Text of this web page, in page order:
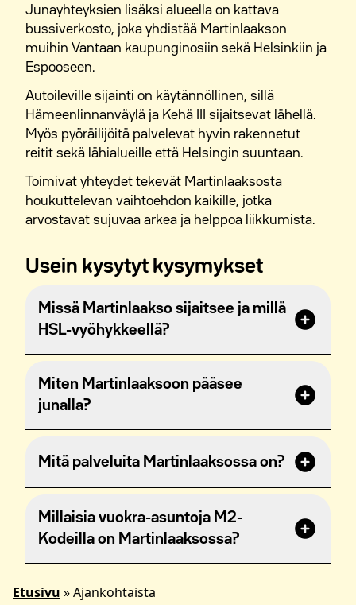
Junayhteyksien lisäksi alueella on kattava
bussiverkosto, joka yhdistää Martinlaakson
muihin Vantaan kaupunginosiin sekä Helsinkiin ja
Espooseen.
Autoileville sijainti on käytännöllinen, sillä
Hämeenlinnanväylä ja Kehä III sijaitsevat lähellä.
Myös pyöräilijöitä palvelevat hyvin rakennetut
reitit sekä lähialueille että Helsingin suuntaan.
Toimivat yhteydet tekevät Martinlaaksosta
houkuttelevan vaihtoehdon kaikille, jotka
arvostavat sujuvaa arkea ja helppoa liikkumista.
Usein kysytyt kysymykset
Missä Martinlaakso sijaitsee ja millä
HSL-vyöhykkeellä?
Martinlaakso sijaitsee Länsi-Vantaalla
Myyrmäen suuralueella. Alueen postinumero
on 01620 ja se kuuluu HSL B-vyöhykkeeseen.
Miten Martinlaaksoon pääsee
junalla?
Martinlaakso sijaitsee Kehäradan varrella.
Martinlaakson asemalta pääsee helposti
Helsingin keskustaan, lentoasemalle,
Tikkurilaan sekä muihin pääkaupunkiseudun
Mitä palveluita Martinlaaksossa on?
Martinlaaksosta löytyvät muun muassa
Martinlaakson Ostari, kirjasto, terveysasema,
uimahalli, kulttuuritalo Martinus, päiväkoteja,
kouluja sekä monipuolisia liikunta- ja
ulkoilumahdollisuuksia.
Millaisia vuokra-asuntoja M2-
Kodeilla on Martinlaaksossa?
M2-Kodeilla on Martinlaaksossa vuokra-
Etusivu »Ajankohtaista